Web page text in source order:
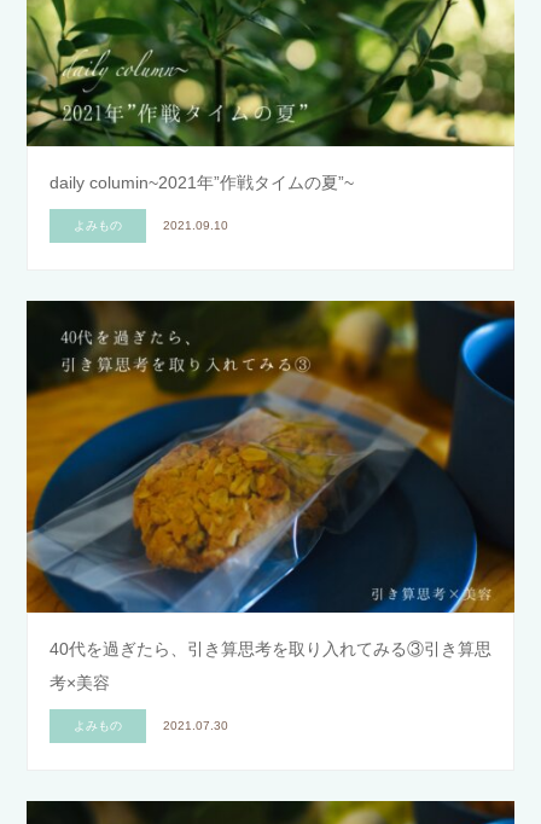
daily columin~2021年”作戦タイムの夏”~
よみもの 2021.09.10
40代を過ぎたら、引き算思考を取り入れてみる③引き算思
考×美容
よみもの 2021.07.30